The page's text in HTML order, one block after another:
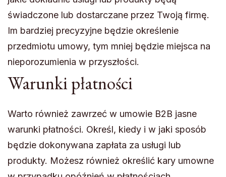
świadczone lub dostarczane przez Twoją firmę.
Im bardziej precyzyjne będzie określenie
przedmiotu umowy, tym mniej będzie miejsca na
nieporozumienia w przyszłości.
Warunki płatności
Warto również zawrzeć w umowie B2B jasne
warunki płatności. Określ, kiedy i w jaki sposób
będzie dokonywana zapłata za usługi lub
produkty. Możesz również określić kary umowne